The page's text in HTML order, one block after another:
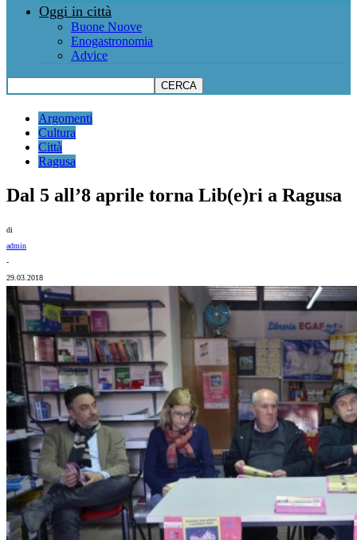
Oggi in città
Buone Nuove
Enogastronomia
Advice
Argomenti
Cultura
Città
Ragusa
Dal 5 all’8 aprile torna Lib(e)ri a Ragusa
di
admin
-
29.03.2018